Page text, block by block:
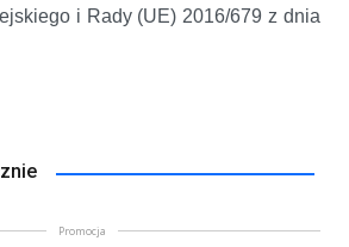
i Rady (UE) 2016/679 z dnia
Promocja